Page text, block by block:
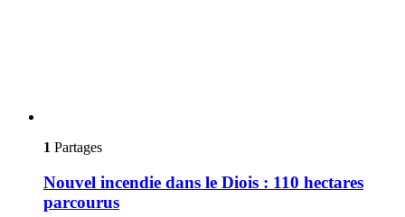
1 Partages
Nouvel incendie dans le Diois : 110 hectares
parcourus